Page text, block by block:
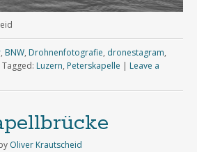
, BNW, Drohnenfotografie, dronestagram,
Tagged: Luzern, Peterskapelle | Leave a
Oliver Krautscheid